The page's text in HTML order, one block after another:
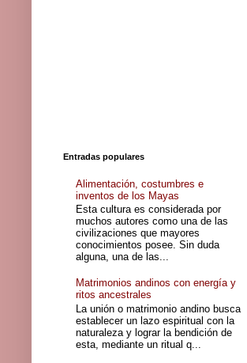
Entradas populares
Alimentación, costumbres e
inventos de los Mayas
Esta cultura es considerada por
muchos autores como una de las
civilizaciones que mayores
conocimientos posee. Sin duda
alguna, una de las...
Matrimonios andinos con energía y
ritos ancestrales
La unión o matrimonio andino busca
establecer un lazo espiritual con la
naturaleza y lograr la bendición de
esta, mediante un ritual q...